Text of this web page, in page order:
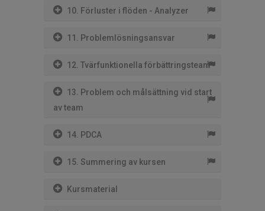
10. Förluster i flöden - Analyzer
11. Problemlösningsansvar
12. Tvärfunktionella förbättringsteam
13. Problem och målsättning vid start
av team
14. PDCA
15. Summering av kursen
Kursmaterial